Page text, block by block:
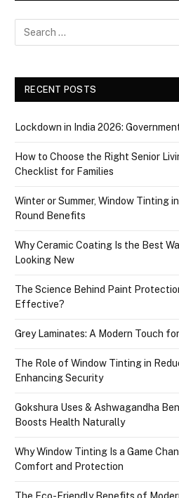
RECENT POSTS
Lockdown in India 2026:
How to Choose the Right Senior
Checklist for Families
Winter or Summer, Window Tinting
Round Benefits
Why Ceramic Coating Is the Best
Looking New
The Science Behind Paint
Effective?
Grey Laminates: A Modern Touch
The Role of Window Tinting in
Enhancing Security
Gokshura Uses & Ashwagandha
Boosts Health Naturally
Why Window Tinting Is a Game
Comfort and Protection